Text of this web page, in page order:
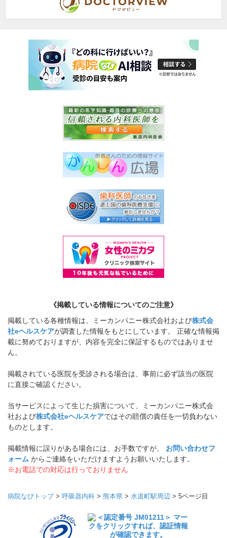
《掲載している情報についてのご注意》
掲載している各種情報は、ミーカンパニー株式会社および株式会
社eヘルスケアが調査した情報をもとにしています。 正確な情報掲
載に努めておりますが、内容を完全に保証するものではありませ
ん。
掲載されている医院を受診される場合は、事前に必ず該当の医院
に直接ご確認ください。
当サービスによって生じた損害について、ミーカンパニー株式会
社および株式会社eヘルスケアではその賠償の責任を一切負わない
ものとします。
掲載情報に誤りがある場合には、お手数ですが、 お問い合わせフ
ォーム からご連絡をいただけますようお願いいたします。
※お電話での対応は行っておりません
病院なびトップ> 呼吸器内科 > 熊本県 > 水道町駅周辺 > 5ページ目